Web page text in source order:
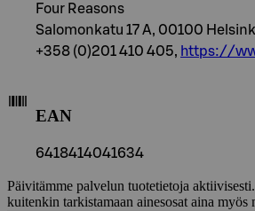
Four Reasons
Salomonkatu 17 A, 00100
+358 (0)201 410 405, https://
EAN
6418414041634
Päivitämme palvelun tuotetietoja
kuitenkin tarkistamaan ainesosat aina myös